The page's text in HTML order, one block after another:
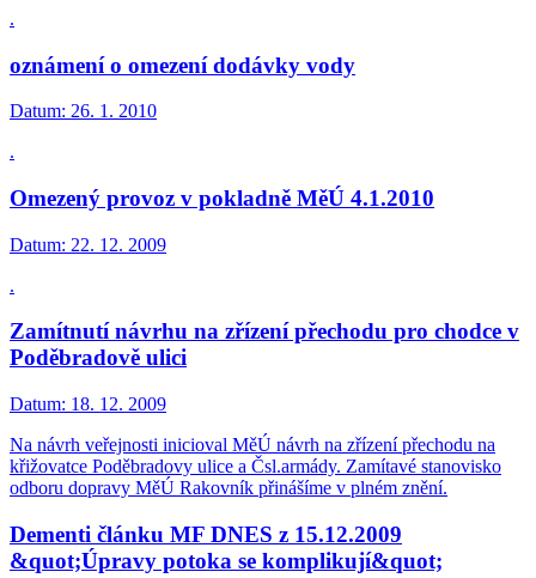
.
oznámení o omezení dodávky vody
Datum: 26. 1. 2010
.
Omezený provoz v pokladně MěÚ 4.1.2010
Datum: 22. 12. 2009
.
Zamítnutí návrhu na zřízení přechodu pro chodce v
Poděbradově ulici
Datum: 18. 12. 2009
Na návrh veřejnosti inicioval MěÚ návrh na zřízení přechodu na
křižovatce Poděbradovy ulice a Čsl.armády. Zamítavé stanovisko
odboru dopravy MěÚ Rakovník přinášíme v plném znění.
Dementi článku MF DNES z 15.12.2009
&quot;Úpravy potoka se komplikují&quot;